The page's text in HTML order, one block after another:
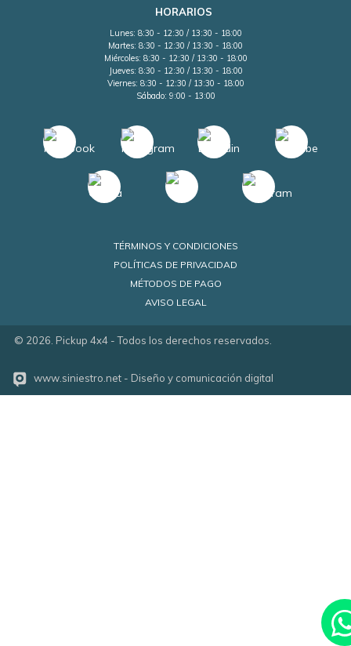
HORARIOS
Lunes: 8:30 - 12:30 / 13:30 - 18:00
Martes: 8:30 - 12:30 / 13:30 - 18:00
Miércoles: 8:30 - 12:30 / 13:30 - 18:00
Jueves: 8:30 - 12:30 / 13:30 - 18:00
Viernes: 8:30 - 12:30 / 13:30 - 18:00
Sábado: 9:00 - 13:00
TÉRMINOS Y CONDICIONES
POLÍTICAS DE PRIVACIDAD
MÉTODOS DE PAGO
AVISO LEGAL
© 2026 . Pickup 4x4 - Todos los derechos reservados.
www.siniestro.net - Diseño y comunicación digital